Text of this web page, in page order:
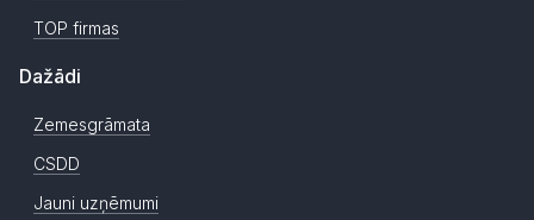
TOP firmas
Dažādi
Zemesgrāmata
CSDD
Jauni uzņēmumi